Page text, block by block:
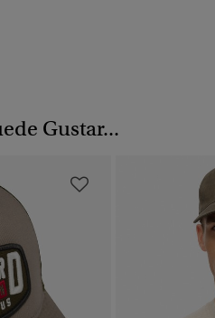
Gustar...